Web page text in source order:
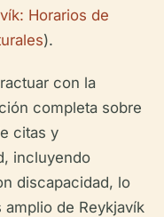
Horarios de
).
con la
completa sobre
citas y
incluyendo
discapacidad, lo
de Reykjavík